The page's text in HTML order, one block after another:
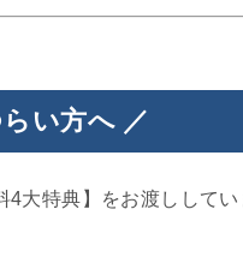
い方へ ／
4大特典】をお渡ししてい